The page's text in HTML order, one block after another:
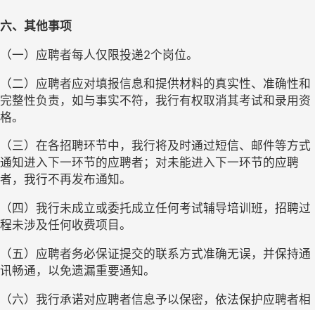
六、其他事项
（一）应聘者每人仅限投递2个岗位。
（二）应聘者应对填报信息和提供材料的真实性、准确性和
完整性负责，如与事实不符，我行有权取消其考试和录用资
格。
（三）在各招聘环节中，我行将及时通过短信、邮件等方式
通知进入下一环节的应聘者；对未能进入下一环节的应聘
者，我行不再发布通知。
（四）我行未成立或委托成立任何考试辅导培训班，招聘过
程未涉及任何收费项目。
（五）应聘者务必保证提交的联系方式准确无误，并保持通
讯畅通，以免遗漏重要通知。
（六）我行承诺对应聘者信息予以保密，依法保护应聘者相